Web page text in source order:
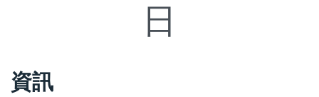
日
資訊